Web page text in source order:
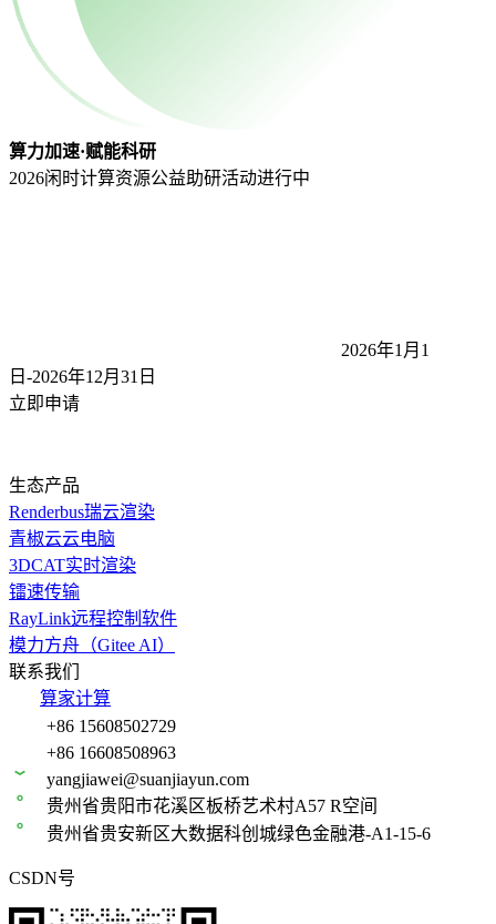
算力加速·赋能科研
2026闲时计算资源公益助研活动进行中
2026年1月1
日-2026年12月31 日
立即申请
生态产品
Renderbus瑞云渲染
青椒云云电脑
3DCAT实时渲染
镭速传输
RayLink远程控制软件
模力方舟（Gitee AI）
联系我们
算家计算
+86 15608502729
+86 16608508963
yangjiawei@suanjiayun.com
贵州省贵阳市花溪区板桥艺术村A57 R空间
贵州省贵安新区大数据科创城绿色金融港-A1-15-6
CSDN号